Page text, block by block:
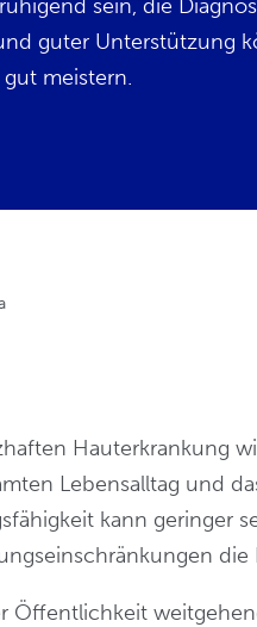
sein, die
guter Unterstützung
meistern.
Hauterkrankung
Lebensalltag und
kann geringer
die
Öffentlichkeit